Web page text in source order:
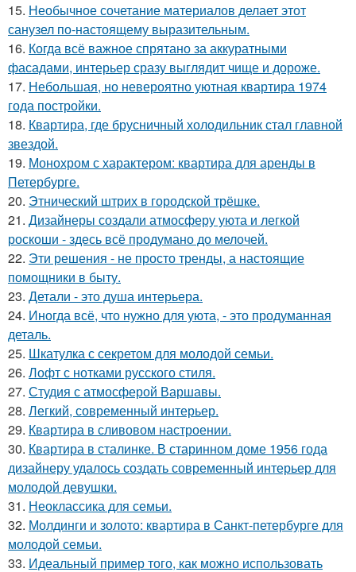
15. Необычное сочетание материалов делает этот
санузел по-настоящему выразительным.
16. Когда всё важное спрятано за аккуратными
фасадами, интерьер сразу выглядит чище и дороже.
17. Небольшая, но невероятно уютная квартира 1974
года постройки.
18. Квартира, где брусничный холодильник стал главной
звездой.
19. Монохром с характером: квартира для аренды в
Петербурге.
20. Этнический штрих в городской трёшке.
21. Дизайнеры создали атмосферу уюта и легкой
роскоши - здесь всё продумано до мелочей.
22. Эти решения - не просто тренды, а настоящие
помощники в быту.
23. Детали - это душа интерьера.
24. Иногда всё, что нужно для уюта, - это продуманная
деталь.
25. Шкатулка с секретом для молодой семьи.
26. Лофт с нотками русского стиля.
27. Студия с атмосферой Варшавы.
28. Легкий, современный интерьер.
29. Квартира в сливовом настроении.
30. Квартира в сталинке. В старинном доме 1956 года
дизайнеру удалось создать современный интерьер для
молодой девушки.
31. Неоклассика для семьи.
32. Молдинги и золото: квартира в Санкт-петербурге для
молодой семьи.
33. Идеальный пример того, как можно использовать